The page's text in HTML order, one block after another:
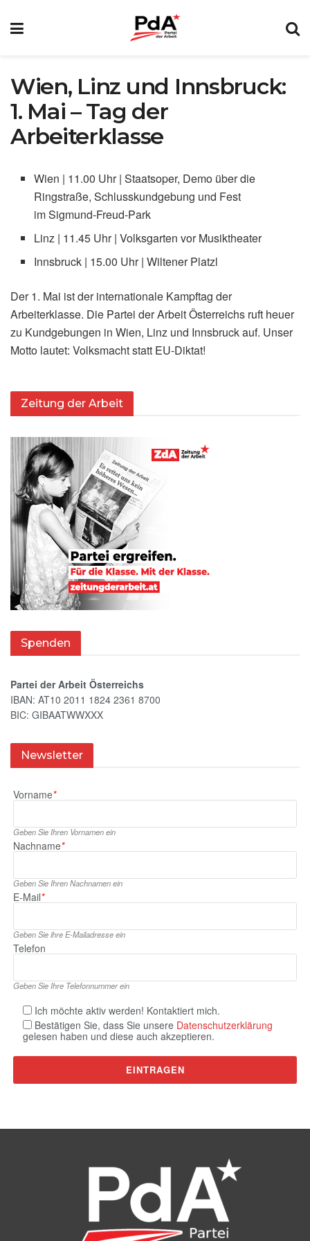
Wien, Linz und Innsbruck:
1. Mai – Tag der
Arbeiterklasse
Wien | 11.00 Uhr | Staatsoper, Demo über die
Ringstraße, Schlusskundgebung und Fest
im Sigmund-Freud-Park
Linz | 11.45 Uhr | Volksgarten vor Musiktheater
Innsbruck | 15.00 Uhr | Wiltener Platzl
Der 1. Mai ist der internationale Kampftag der
Arbeiterklasse. Die Partei der Arbeit Österreichs ruft heuer
zu Kundgebungen in Wien, Linz und Innsbruck auf. Unser
Motto lautet: Volksmacht statt EU-Diktat!
Zeitung der Arbeit
Spenden
Partei der Arbeit Österreichs
IBAN: AT10 2011 1824 2361 8700
BIC: GIBAATWWXXX
Newsletter
Vorname*
Geben Sie Ihren Vornamen ein
Nachname*
Geben Sie Ihren Nachnamen ein
E‑Mail*
Geben Sie ihre E‑Mailadresse ein
Telefon
Geben Sie Ihre Telefonnummer ein
Ich möchte aktiv werden! Kontaktiert mich.
Bestätigen Sie, dass Sie unsere Datenschutzerklärung
gelesen haben und diese auch akzeptieren.